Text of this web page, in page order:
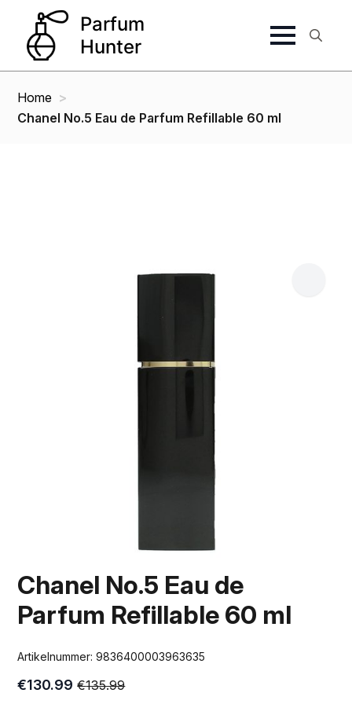
Home
Chanel No.5 Eau de Parfum Refillable 60 ml
Chanel No.5 Eau de
Parfum Refillable 60 ml
Artikelnummer:9836400003963635
€135.99
Oorspronkelijke
€130.99
Huidige